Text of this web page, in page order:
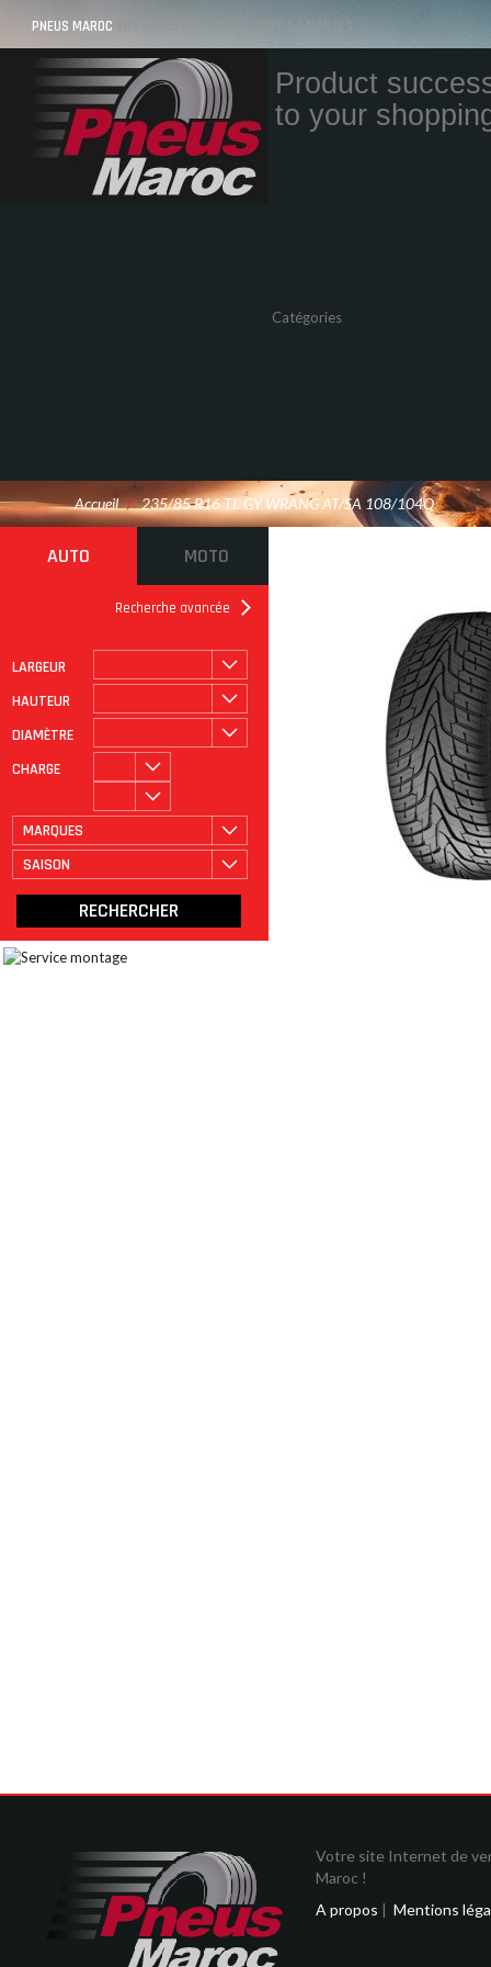
PNEUS MAROC VOS PNEUS AU MAROC LIVRÉS ET MONTÉS
Product
to your
Catégories
Accueil / 235/85 R16 TL GY WRANG AT/SA 108/104Q
AUTO MOTO
Recherche avancée
LARGEUR
HAUTEUR
DIAMÈTRE
CHARGE
MARQUES
SAISON
ROULAGE À PLAT
Votre site Internet de
Maroc !
A propos | Mentions